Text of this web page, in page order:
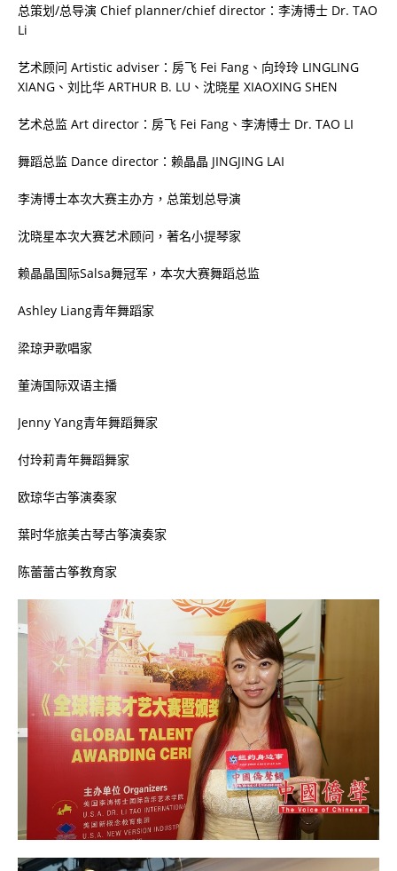
总策划/总导演 Chief planner/chief director ：李涛博士 Dr. TAO
Li
艺术顾问 Artistic adviser ：房飞 Fei Fang 、向玲玲 LINGLING
XIANG 、刘比华 ARTHUR B. LU 、沈晓星 XIAOXING SHEN
艺术总监 Art director ：房飞 Fei Fang 、李涛博士 Dr. TAO LI
舞蹈总监 Dance director ：赖晶晶 JINGJING LAI
李涛博士本次大赛主办方，总策划总导演
沈晓星本次大赛艺术顾问，著名小提琴家
赖晶晶国际Salsa舞冠军，本次大赛舞蹈总监
Ashley Liang青年舞蹈家
梁琼尹歌唱家
董涛国际双语主播
Jenny Yang青年舞蹈舞家
付玲莉青年舞蹈舞家
欧琼华古筝演奏家
葉时华旅美古琴古筝演奏家
陈蕾蕾古筝教育家